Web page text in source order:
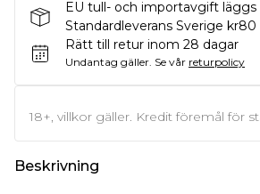
EU tull- och importavgift läggs
Standardleverans Sverige kr80
Rätt till retur inom 28 dagar
Undantag gäller. Se vår returpolicy
18+, villkor gäller. Kredit föremål för
Beskrivning